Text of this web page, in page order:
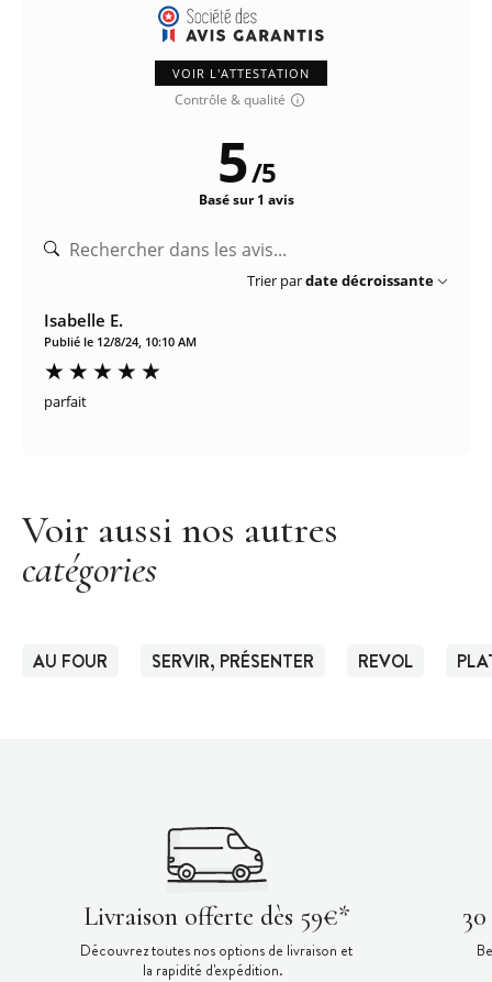
VOIR L'ATTESTATION
Contrôle & qualité
5/5
Basé sur 1 avis
Trier pardate décroissante
Isabelle E.
Publié le 12/8/24, 10:10 AM
parfait
Voir aussi nos autres
catégories
AU FOUR SERVIR, PRÉSENTER REVOL
Livraison offerte dès 59€*
Découvrez toutes nos options de livraison et
la rapidité d'expédition.